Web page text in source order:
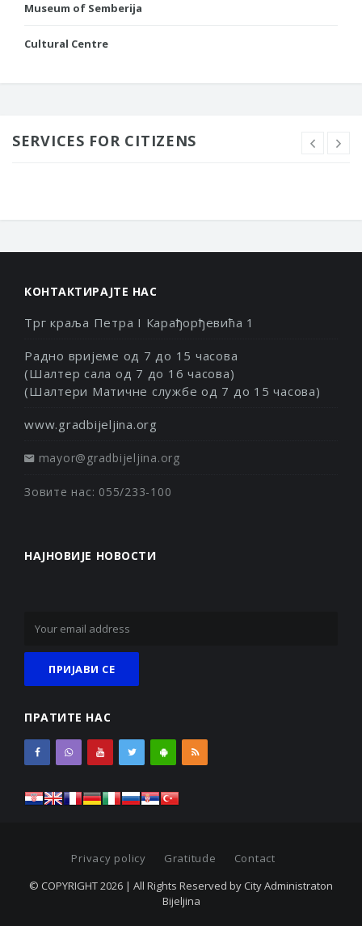
Museum of Semberija
Cultural Centre
SERVICES FOR CITIZENS
КОНТАКТИРАЈТЕ НАС
Трг краља Петра I Карађорђевића 1
Радно вријеме од 7 до 15 часова
(Шалтер сала од 7 до 16 часова)
(Шалтери Матичне службе од 7 до 15 часова)
www.gradbijeljina.org
mayor@gradbijeljina.org
Зовите нас: 055/233-100
НАЈНОВИЈЕ НОВОСТИ
ПРАТИТЕ НАС
Privacy policy Gratitude
Contact
© COPYRIGHT 2026 | All Rights Reserved by City Administraton
Bijeljina